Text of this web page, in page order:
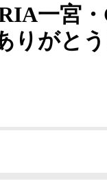
一宮
りがと